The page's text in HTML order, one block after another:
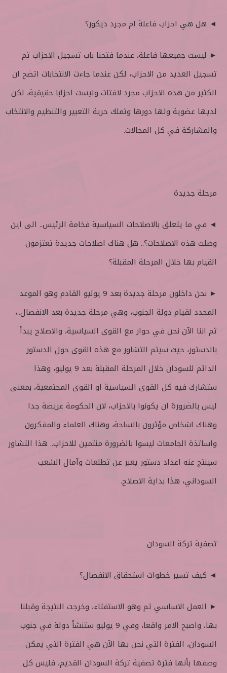
◄ هل هي احزاب فاعلة ام مجرد ديكور؟
► ليست جميعها فاعلة، عندما فتحنا باب تسجيل الاحزاب تم
تسجيل العديد من الاحزاب، لكن عندما جاءت الانتخابات اتضح ان
الكثير من هذه الاحزاب مجرد لافتات وليست احزابا حقيقية، لكن
لديها عضوية ولها دورها وتملك حرية التعبير والتنظيم والانتخاب
والمشاركة في كل المجالات.
مرحلة جديدة
◄ في ما يتعلق بالاصلاحات السياسية فخامة الرئيس.. الى اين
وصلت هذه الاصلاحات؟.. هل هناك اصلاحات جديدة تعتزمون
القيام بها خلال المرحلة المقبلة؟
► نحن داخلون مرحلة جديدة بعد 9 يوليو القادم وهو الموعد
المحدد لقيام دولة الجنوب، وهي مرحلة جديدة بعد الانفصال..،
ثم اننا الآن نحن في حوار مع القوى السياسية، والاصلاح يبدأ
بالدستور، حيث سيتم التشاور مع هذه القوى حول الدستور
الدائم للسودان خلال المرحلة المقبلة بعد 9 يوليو، وهذا
ستشارك فيه كل القوى السياسية او القوى المجتمعية، بمعنى
ليس بالضرورة ان يكونوا بالاحزاب، لان الحكومة عريضة جدا
وهناك اشخاص مؤثرون بالساحة، وهناك العلماء والمفكرون
واساتذة الجامعات ليسوا بالضرورة منتمين للاحزاب.. هذا التشاور
سينتج عنه اعداد دستور يعبر عن تطلعات وآمال الشعب
السوداني، هذا بداية الاصلاح.
تصفية تركة السودان
◄ كيف تسير خطوات استحقاق الانفصال؟
► العمل الاساسي تم وهو الاستفتاء، وخرجت النتيجة وقبلنا
بها، واصبح الامر واقعا، وفي 9 يوليو ستنشأ دولة في جنوب
السودان، الفترة التي نحن بها الآن هي الفترة التي يمكن
وصفها بأنها فترة تصفية تركة السودان القديم، فليس كل